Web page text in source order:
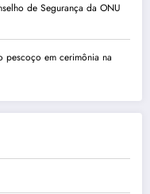
de Segurança da ONU
pescoço em cerimônia na